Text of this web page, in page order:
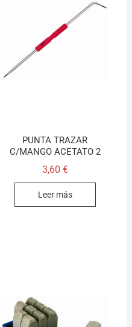
PUNTA TRAZAR
C/MANGO ACETATO 2
3,60 €
Leer más